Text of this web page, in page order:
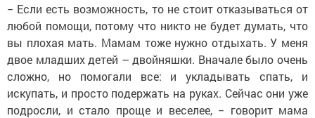
− Если есть возможность, то не стоит отказываться от
любой помощи, потому что никто не будет думать, что
вы плохая мать. Мамам тоже нужно отдыхать. У меня
двое младших детей – двойняшки. Вначале было очень
сложно, но помогали все: и укладывать спать, и
искупать, и просто подержать на руках. Сейчас они уже
подросли, и стало проще и веселее, − говорит мама